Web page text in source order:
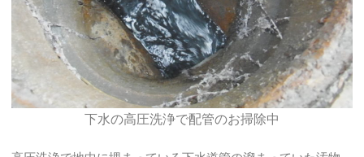
下水の高圧洗浄で配管のお掃除中